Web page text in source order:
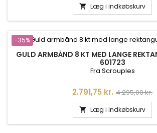
 Læg i indkøbskurv
-35%
GULD ARMBÅND 8 KT MED LANGE
601723
Fra Scrouples
Pris
2.791,75 kr. Normalpris
4.295,00 kr.
 Læg i indkøbskurv